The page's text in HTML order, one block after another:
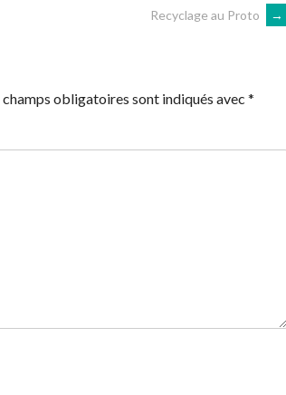
Recyclage au Proto →
champs obligatoires sont indiqués avec *